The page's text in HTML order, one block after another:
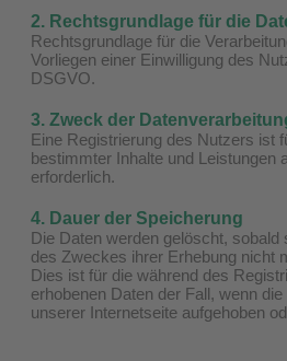
2. Rechtsgrundlage für die
Rechtsgrundlage für die
Vorliegen einer Einwilligung des
DSGVO.
3. Zweck der
Eine Registrierung des Nutzers ist
bestimmter Inhalte und Leistungen
erforderlich.
4. Dauer der Speicherung
Die Daten werden gelöscht, sobald
des Zweckes ihrer Erhebung nicht
Dies ist für die während des
erhobenen Daten der Fall, wenn
unserer Internetseite aufgehoben